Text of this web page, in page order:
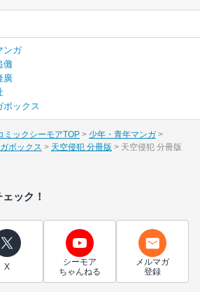
ンガ
儺
廣
ボックス
ミックシーモアTOP
少年・青年マンガ
ボックス 天空侵犯 分冊版
天空侵犯 分冊版
ック！
X
シーモア
ちゃんねる
メルマガ
登録